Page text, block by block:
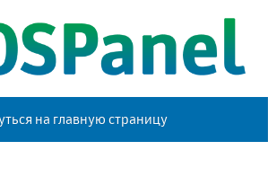
на главную страницу